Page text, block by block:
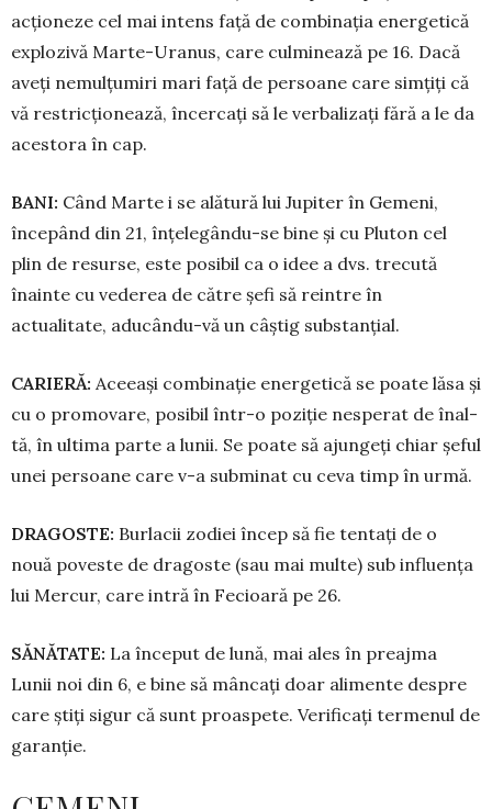
acțio­neze cel mai intens față de com­binația ener­getică
explozivă Marte-Uranus, care culminează pe 16. Dacă
aveți nemul­țumiri mari față de per­soa­ne care simțiți că
vă restricționează, încercați să le verbalizați fără a le da
acestora în cap.
BANI: Când Marte i se alătură lui Ju­piter în Gemeni,
începând din 21, în­țelegându-se bine și cu Pluton cel
plin de resurse, este posibil ca o idee a dvs. trecută
înainte cu vederea de către șefi să reintre în
actualitate, aducându-vă un câștig substanțial.
CARIERĂ: Aceeași combinație ener­getică se poate lăsa și
cu o promovare, po­sibil într-o poziție nesperat de înal­
tă, în ultima parte a lunii. Se poate să ajungeți chiar șeful
unei persoane care v-a subminat cu ceva timp în urmă.
DRAGOSTE: Burlacii zodiei încep să fie tentați de o
nouă poveste de dra­goste (sau mai multe) sub influența
lui Mercur, care intră în Fecioară pe 26.
SĂNĂTATE: La început de lună, mai ales în preajma
Lunii noi din 6, e bine să mâncați doar alimente despre
care știți sigur că sunt proaspete. Verificați termenul de
garanție.